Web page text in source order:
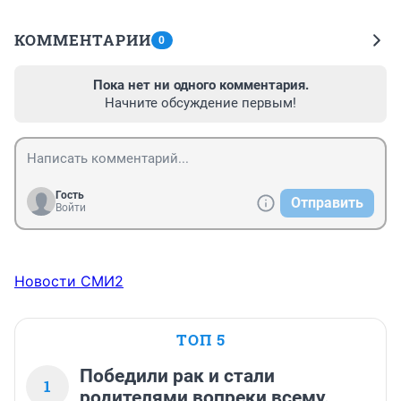
КОММЕНТАРИИ 0
Пока нет ни одного комментария.
Начните обсуждение первым!
Гость
Войти
Отправить
Новости СМИ2
ТОП 5
1
Победили рак и стали